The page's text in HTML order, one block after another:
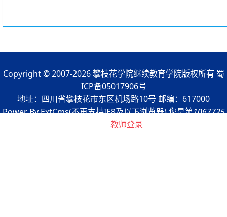
Copyright © 2007-2026 攀枝花学院继续教育学院版权所有 蜀
ICP备05017906号
地址：四川省攀枝花市东区机场路10号 邮编：617000
Power By ExtCms(不再支持IE8及以下浏览器) 您是第1067725
教师登录